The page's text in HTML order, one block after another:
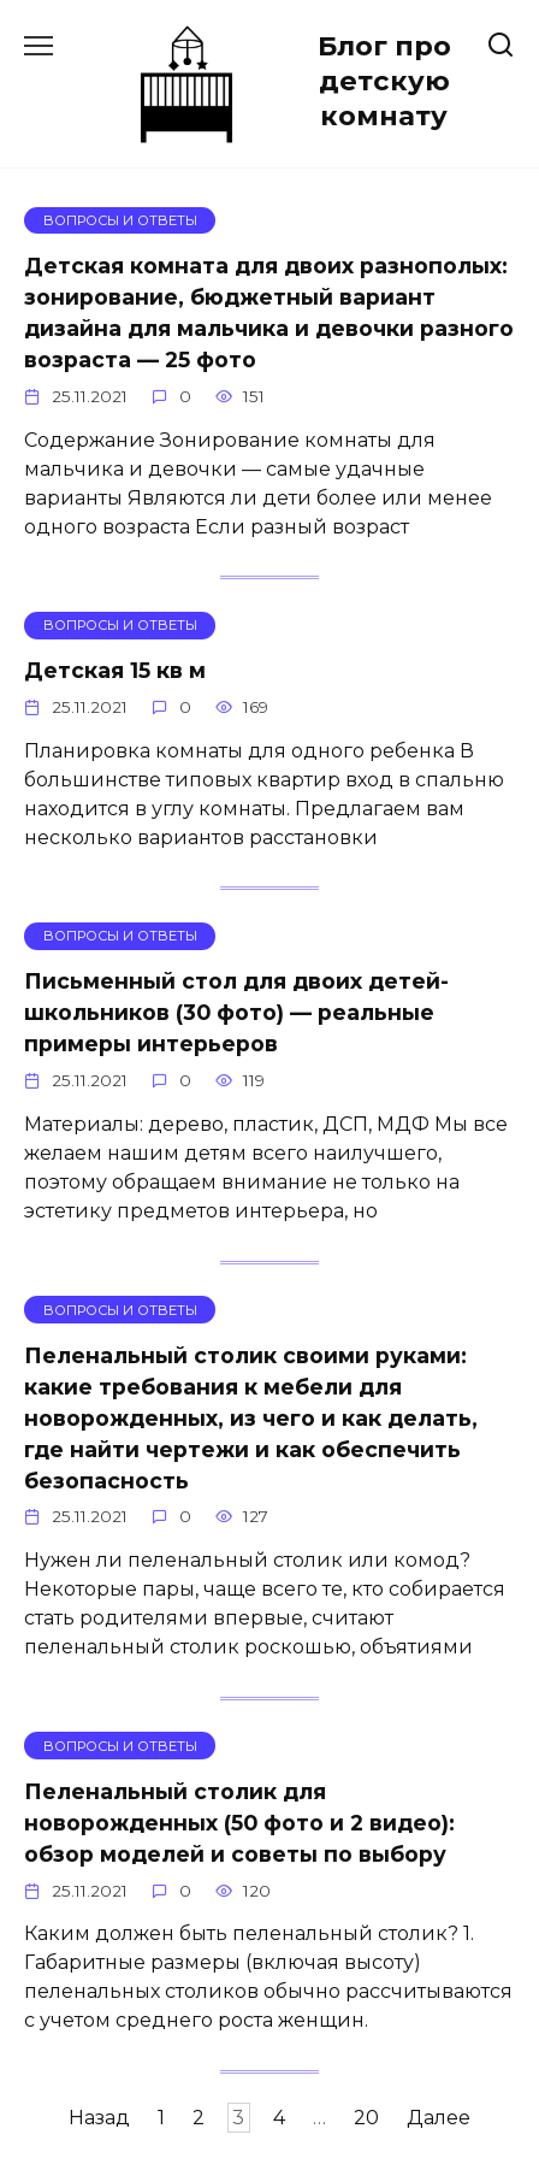
Блог про
детскую
комнату
ВОПРОСЫ И ОТВЕТЫ
Детская комната для двоих разнополых:
зонирование, бюджетный вариант
дизайна для мальчика и девочки разного
возраста — 25 фото
25.11.2021 0 151
Содержание Зонирование комнаты для
мальчика и девочки — самые удачные
варианты Являются ли дети более или менее
одного возраста Если разный возраст
ВОПРОСЫ И ОТВЕТЫ
Детская 15 кв м
25.11.2021 0 169
Планировка комнаты для одного ребенка В
большинстве типовых квартир вход в спальню
находится в углу комнаты. Предлагаем вам
несколько вариантов расстановки
ВОПРОСЫ И ОТВЕТЫ
Письменный стол для двоих детей-
школьников (30 фото) — реальные
примеры интерьеров
25.11.2021 0 119
Материалы: дерево, пластик, ДСП, МДФ Мы все
желаем нашим детям всего наилучшего,
поэтому обращаем внимание не только на
эстетику предметов интерьера, но
ВОПРОСЫ И ОТВЕТЫ
Пеленальный столик своими руками:
какие требования к мебели для
новорожденных, из чего и как делать,
где найти чертежи и как обеспечить
безопасность
25.11.2021 0 127
Нужен ли пеленальный столик или комод?
Некоторые пары, чаще всего те, кто собирается
стать родителями впервые, считают
пеленальный столик роскошью, объятиями
ВОПРОСЫ И ОТВЕТЫ
Пеленальный столик для
новорожденных (50 фото и 2 видео):
обзор моделей и советы по выбору
25.11.2021 0 120
Каким должен быть пеленальный столик? 1.
Габаритные размеры (включая высоту)
пеленальных столиков обычно рассчитываются
с учетом среднего роста женщин.
Навигация
Назад 1 2 3 4 … 20 Далее